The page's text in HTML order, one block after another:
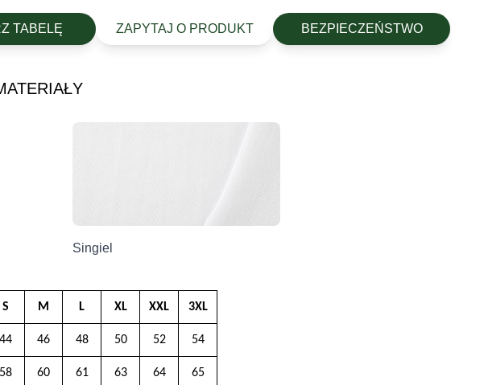
TABELĘ ZAPYTAJ O PRODUKT BEZPIECZEŃSTWO
Polska
Singiel
S M L XL XXL 3XL
44 46 48 50 52 54
58 60 61 63 64 65